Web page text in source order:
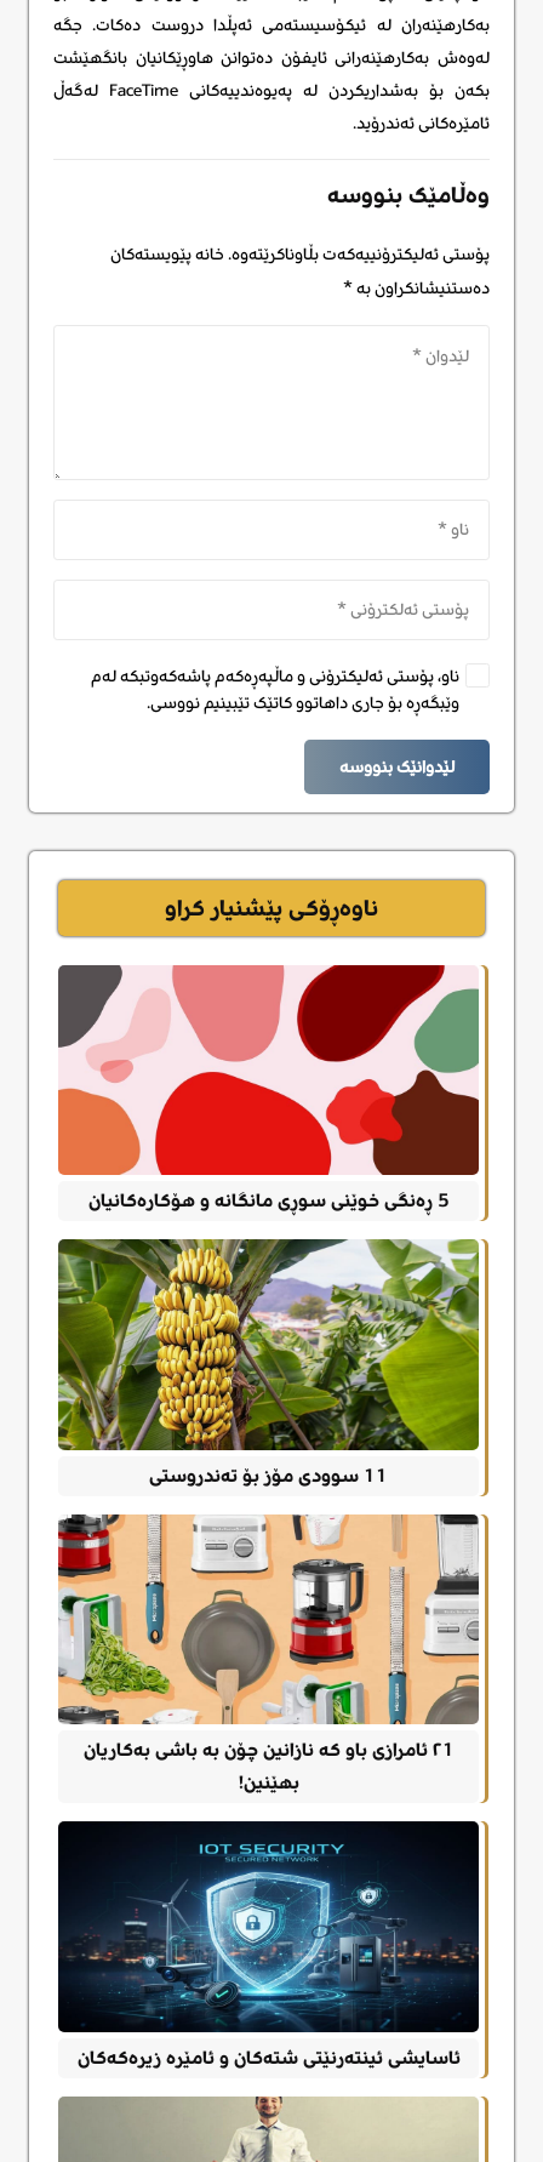
بەکارهێنەران لە ئیکۆسیستەمی ئەپڵدا دروست دەکات. جگە
لەوەش بەکارهێنەرانی ئایفۆن دەتوانن هاوڕێکانیان بانگهێشت
بکەن بۆ بەشداریکردن لە پەیوەندییەکانی FaceTime لەگەڵ
ئامێرەکانی ئەندرۆید.
وەڵامێک بنووسە
پۆستی ئەلیکترۆنییەکەت بڵاوناکرێتەوە.خانە پێویستەکان
دەستنیشانکراون بە*
ناو، پۆستی ئەلیکترۆنی و ماڵپەڕەکەم پاشەکەوتبکە لەم
وێبگەڕە بۆ جاری داهاتوو کاتێک تێبینیم نووسی.
لێدوانێک بنووسە
ناوەڕۆکی پێشنیار کراو
5 ڕەنگی خوێنی سوڕی مانگانە و هۆکارەکانیان
11 سوودی مۆز بۆ تەندروستی
٢1 ئامرازی باو کە نازانین چۆن بە باشی بەکاریان
بهێنین!
ئاسایشی ئینتەرنێتی شتەکان و ئامێرە زیرەکەکان